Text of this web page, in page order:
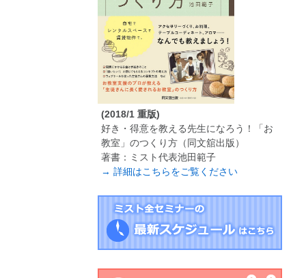
(2018/1 重版)
好き・得意を教える先生になろう！「お
教室」のつくり方（同文舘出版）
著書：ミスト代表池田範子
→ 詳細はこちらをご覧ください